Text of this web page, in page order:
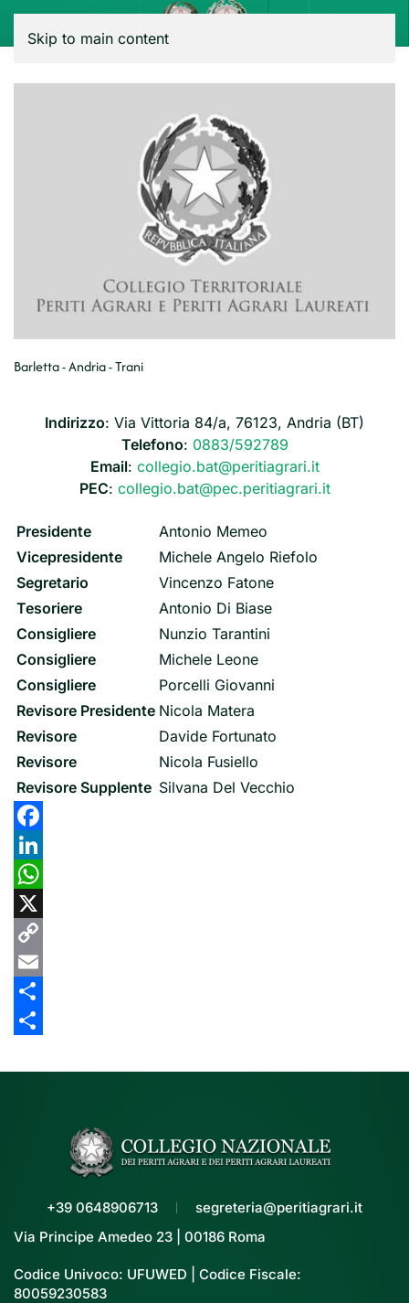
Skip to main content
Barletta - Andria - Trani
Indirizzo: Via Vittoria 84/a, 76123, Andria (BT)
Telefono: 0883/592789
Email: collegio.bat@peritiagrari.it
PEC: collegio.bat@pec.peritiagrari.it
Presidente
Antonio Memeo
Vicepresidente
Michele Angelo Riefolo
Segretario
Vincenzo Fatone
Tesoriere
Antonio Di Biase
Consigliere
Nunzio Tarantini
Consigliere
Michele Leone
Consigliere
Porcelli Giovanni
Revisore Presidente Nicola Matera
Revisore
Davide Fortunato
Revisore
Nicola Fusiello
Revisore Supplente Silvana Del Vecchio
Facebook
LinkedIn
WhatsApp
X
Copy
Link
Email
Share
+39 0648906713
segreteria@peritiagrari.it
Via Principe Amedeo 23 | 00186 Roma
Codice Univoco: UFUWED | Codice Fiscale:
80059230583